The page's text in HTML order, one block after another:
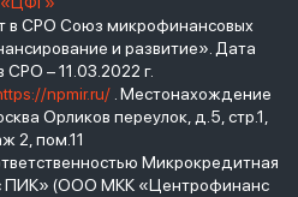
СРО Союз микрофинансовых
и развитие». Дата
СРО – 11.03.2022 г.
npmir.ru/. Местонахождение
Орликов переулок, д.5, стр.1,
2, пом.11
Микрокредитная
ПИК» (ООО МКК «Центрофинанс